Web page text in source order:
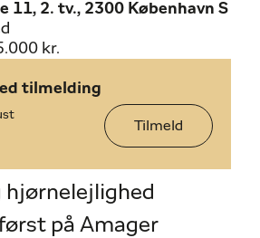
11, 2. tv., 2300 København S
kr.
tilmelding
Tilmeld
hjørnelejlighed
på Amager